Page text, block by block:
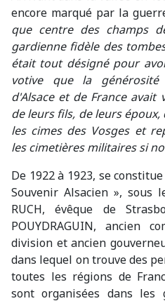
encore marqué par la
que centre des champs
gardienne fidèle des
était tout désigné pour
votive que la générosité
d'Alsace et de France
de leurs fils, de leurs
les cimes des Vosges et
les cimetières militaires si
De 1922 à 1923, se
Souvenir Alsacien », sous
RUCH, évêque de
POUYDRAGUIN, ancien
division et ancien
dans lequel on trouve des
toutes les régions de
sont organisées dans les